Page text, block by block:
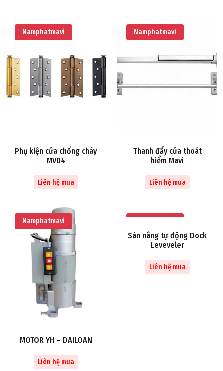
Namphatmavi
Phụ kiện cửa chống cháy
MV04
Liên hệ mua
Namphatmavi
Thanh đẩy cửa thoát
hiểm Mavi
Liên hệ mua
Namphatmavi
MOTOR YH – DAILOAN
Liên hệ mua
Sàn nâng tự động Dock
Leveveler
Liên hệ mua